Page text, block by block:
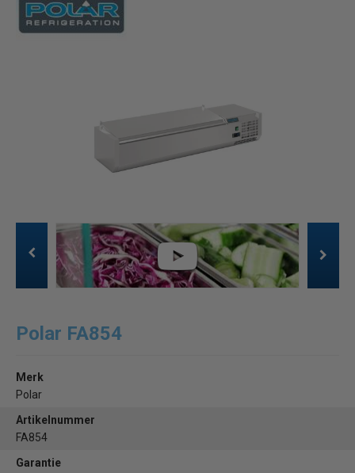
Polar FA854
Merk
Polar
Artikelnummer
FA854
Garantie